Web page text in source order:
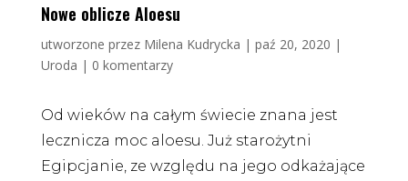
Nowe oblicze Aloesu
utworzone przez Milena Kudrycka | paź 20, 2020 |
Uroda | 0 komentarzy
Od wieków na całym świecie znana jest
lecznicza moc aloesu. Już starożytni
Egipcjanie, ze względu na jego odkażające